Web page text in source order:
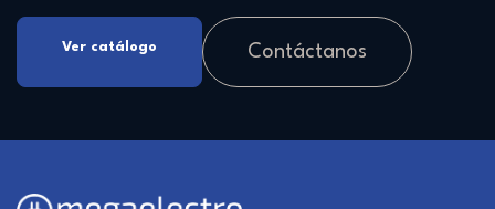
Ver catálogo Contáctanos